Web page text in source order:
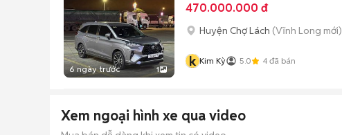
6 ngày trước 1
470.000.000 đ
Huyện Chợ Lách (Vĩnh Long mới)
k Kim Kỳ 5.0 4 đã bán
Xem ngoại hình xe qua video